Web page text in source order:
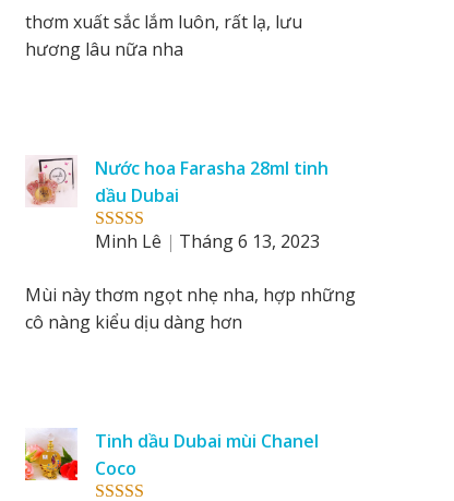
thơm xuất sắc lắm luôn, rất lạ, lưu
hương lâu nữa nha
Rated 5out
Nước hoa Farasha 28ml tinh
dầu Dubai
Minh Lê
Tháng 6 13, 2023
Mùi này thơm ngọt nhẹ nha, hợp những
cô nàng kiểu dịu dàng hơn
Tinh dầu Dubai mùi Chanel
Coco